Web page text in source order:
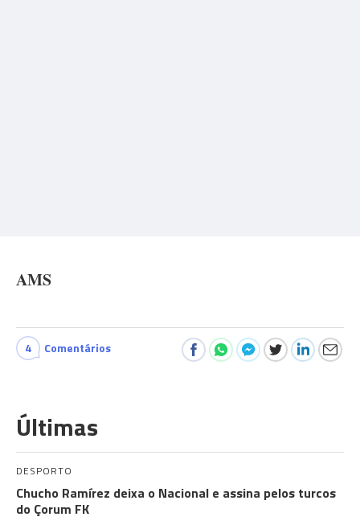
AMS
4 Comentários
Últimas
DESPORTO
Chucho Ramírez deixa o Nacional e assina pelos turcos
do Çorum FK